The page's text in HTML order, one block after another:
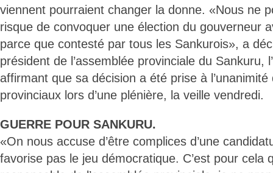
viennent pourraient changer la donne. «Nous ne
risque de convoquer une élection du gouverneur
parce que contesté par tous les Sankurois», a
président de l’assemblée provinciale du Sankuru,
affirmant que sa décision a été prise à l’unanimité
provinciaux lors d’une plénière, la veille vendredi.
GUERRE POUR SANKURU.
«On nous accuse d’être complices d’une
favorise pas le jeu démocratique. C’est pour cela